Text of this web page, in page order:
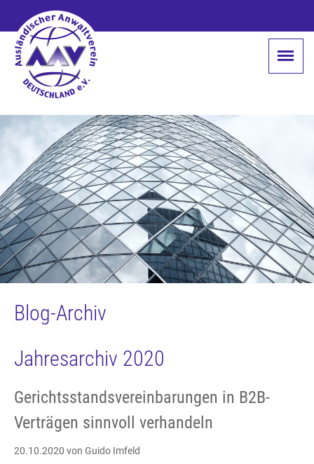
Blog-Archiv
Jahresarchiv 2020
Gerichtsstandsvereinbarungen in B2B-
Verträgen sinnvoll verhandeln
20.10.2020 von Guido Imfeld